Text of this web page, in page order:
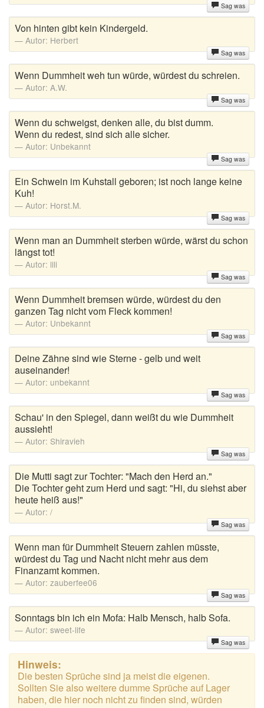
Sag was
Von hinten gibt kein Kindergeld.
Autor: Herbert
Sag was
Wenn Dummheit weh tun würde, würdest du schreien.
Autor: A.W.
Sag was
Wenn du schweigst, denken alle, du bist dumm.
Wenn du redest, sind sich alle sicher.
Autor: Unbekannt
Sag was
Ein Schwein im Kuhstall geboren; ist noch lange keine
Kuh!
Autor: Horst.M.
Sag was
Wenn man an Dummheit sterben würde, wärst du schon
längst tot!
Autor: lili
Sag was
Wenn Dummheit bremsen würde, würdest du den
ganzen Tag nicht vom Fleck kommen!
Autor: Unbekannt
Sag was
Deine Zähne sind wie Sterne - gelb und weit
auseinander!
Autor: unbekannt
Sag was
Schau' in den Spiegel, dann weißt du wie Dummheit
aussieht!
Autor: Shiravieh
Sag was
Die Mutti sagt zur Tochter: "Mach den Herd an."
Die Tochter geht zum Herd und sagt: "Hi, du siehst aber
heute heiß aus!"
Autor: /
Sag was
Wenn man für Dummheit Steuern zahlen müsste,
würdest du Tag und Nacht nicht mehr aus dem
Finanzamt kommen.
Autor: zauberfee06
Sag was
Sonntags bin ich ein Mofa: Halb Mensch, halb Sofa.
Autor: sweet-life
Sag was
Hinweis:
Die besten Sprüche sind ja meist die eigenen.
Sollten Sie also weitere dumme Sprüche auf Lager
haben, die hier noch nicht zu finden sind, würden